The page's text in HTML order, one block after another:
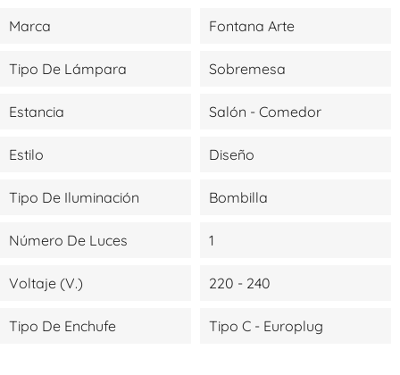
Marca Fontana Arte
Tipo De Lámpara Sobremesa
Estancia Salón - Comedor
Estilo Diseño
Tipo De Iluminación Bombilla
Número De Luces 1
Voltaje (V.) 220 - 240
Tipo De Enchufe Tipo C - Europlug